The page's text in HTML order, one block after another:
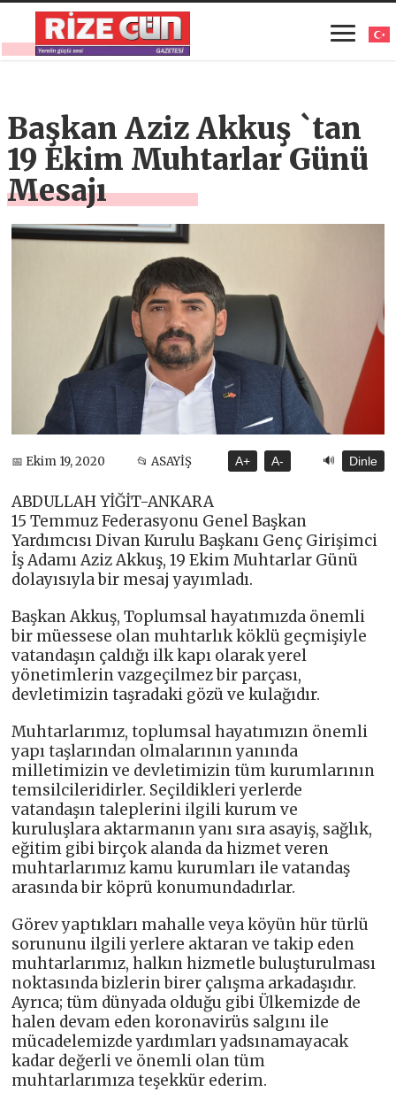
Başkan Aziz Akkuş `tan
19 Ekim Muhtarlar Günü
Mesajı
📅 Ekim 19, 2020 📂 ASAYİŞ A+ A- 🔊 Dinle
ABDULLAH YİĞİT-ANKARA
15 Temmuz Federasyonu Genel Başkan
Yardımcısı Divan Kurulu Başkanı Genç Girişimci
İş Adamı Aziz Akkuş, 19 Ekim Muhtarlar Günü
dolayısıyla bir mesaj yayımladı.
Başkan Akkuş, Toplumsal hayatımızda önemli
bir müessese olan muhtarlık köklü geçmişiyle
vatandaşın çaldığı ilk kapı olarak yerel
yönetimlerin vazgeçilmez bir parçası,
devletimizin taşradaki gözü ve kulağıdır.
Muhtarlarımız, toplumsal hayatımızın önemli
yapı taşlarından olmalarının yanında
milletimizin ve devletimizin tüm kurumlarının
temsilcileridirler. Seçildikleri yerlerde
vatandaşın taleplerini ilgili kurum ve
kuruluşlara aktarmanın yanı sıra asayiş, sağlık,
eğitim gibi birçok alanda da hizmet veren
muhtarlarımız kamu kurumları ile vatandaş
arasında bir köprü konumundadırlar.
Görev yaptıkları mahalle veya köyün hür türlü
sorununu ilgili yerlere aktaran ve takip eden
muhtarlarımız, halkın hizmetle buluşturulması
noktasında bizlerin birer çalışma arkadaşıdır.
Ayrıca; tüm dünyada olduğu gibi Ülkemizde de
halen devam eden koronavirüs salgını ile
mücadelemizde yardımları yadsınamayacak
kadar değerli ve önemli olan tüm
muhtarlarımıza teşekkür ederim.